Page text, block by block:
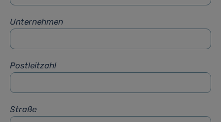
Unternehmen
Postleitzahl
Straße